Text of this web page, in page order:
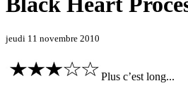
jeudi 11 novembre 2010
Plus c’est long...